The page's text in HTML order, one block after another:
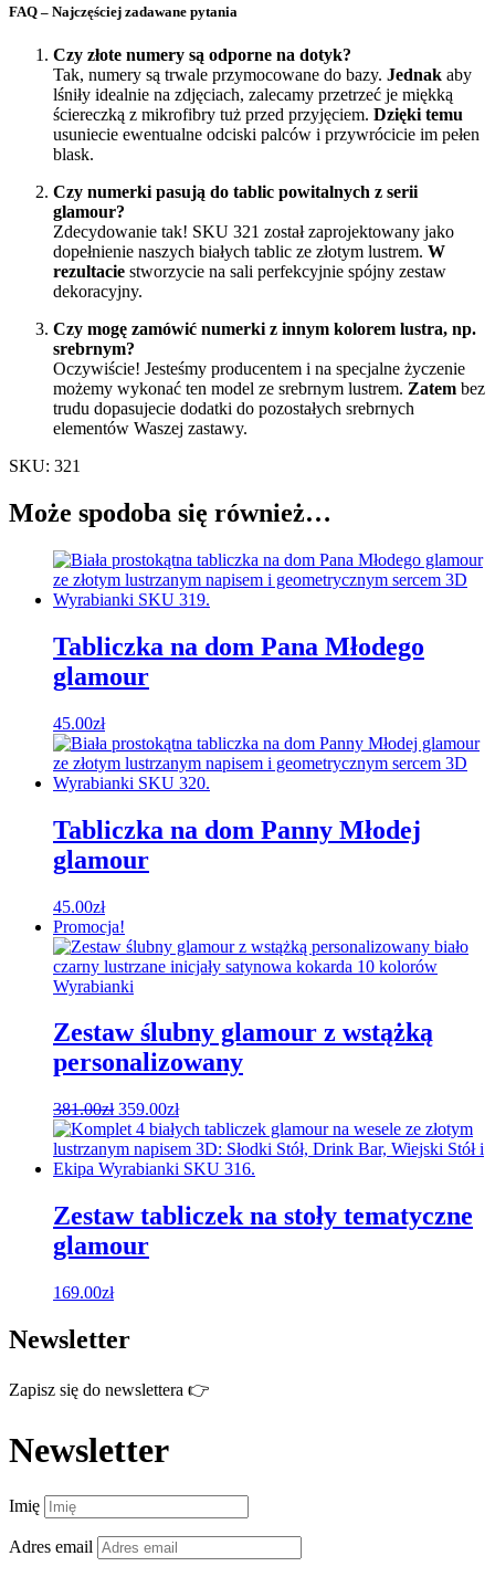
FAQ – Najczęściej zadawane pytania
Czy złote numery są odporne na dotyk?
Tak, numery są trwale przymocowane do bazy. Jednak aby
lśniły idealnie na zdjęciach, zalecamy przetrzeć je miękką
ściereczką z mikrofibry tuż przed przyjęciem. Dzięki temu
usuniecie ewentualne odciski palców i przywrócicie im pełen
blask.
Czy numerki pasują do tablic powitalnych z serii
glamour?
Zdecydowanie tak! SKU 321 został zaprojektowany jako
dopełnienie naszych białych tablic ze złotym lustrem. W
rezultacie stworzycie na sali perfekcyjnie spójny zestaw
dekoracyjny.
Czy mogę zamówić numerki z innym kolorem lustra, np.
srebrnym?
Oczywiście! Jesteśmy producentem i na specjalne życzenie
możemy wykonać ten model ze srebrnym lustrem. Zatem bez
trudu dopasujecie dodatki do pozostałych srebrnych
elementów Waszej zastawy.
SKU: 321
Może spodoba się również…
Tabliczka na dom Pana Młodego
glamour
45.00zł
Tabliczka na dom Panny Młodej
glamour
45.00zł
Promocja!
Zestaw ślubny glamour z wstążką
personalizowany
381.00zł Pierwotna
cena
wynosiła:
381.00zł.
359.00złAktualna
cena
wynosi:
359.00zł.
Zestaw tabliczek na stoły tematyczne
glamour
169.00zł
Newsletter
Zapisz się do newslettera 👉
Newsletter
Imię
Adres email